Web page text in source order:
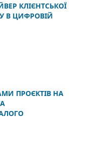
КЛІЄНТСЬКОЇ
В ЦИФРОВІЙ
ПРОЄКТІВ НА